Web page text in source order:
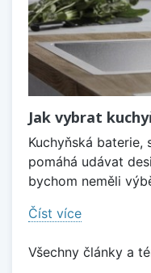
Jak vybrat
Kuchyňská baterie,
pomáhá udávat
bychom neměli
Číst více
Všechny články a